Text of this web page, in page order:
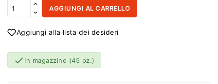
AGGIUNGI AL CARRELLO
Aggiungi alla lista dei desideri
 In magazzino (45 pz.)